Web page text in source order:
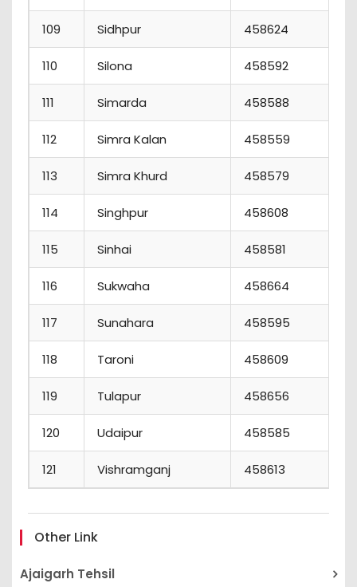
109 Sidhpur 458624
110 Silona 458592
111 Simarda 458588
112 Simra Kalan 458559
113 Simra Khurd 458579
114 Singhpur 458608
115 Sinhai 458581
116 Sukwaha 458664
117 Sunahara 458595
118 Taroni 458609
119 Tulapur 458656
120 Udaipur 458585
121 Vishramganj 458613
Other Link
Ajaigarh Tehsil